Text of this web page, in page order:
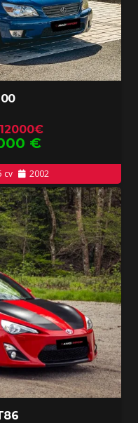
12000€
€
cv 2002